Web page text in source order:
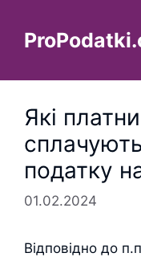
вмісту
Які
податку
01.02.2024
Відповідно до